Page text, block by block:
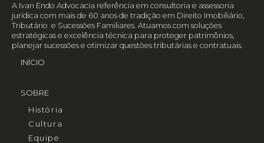
A Ivan Endo Advocacia referência em consultoria e assessoria
jurídica com mais de 60 anos de tradição em Direito Imobiliário,
Tributário e Sucessões Familiares. Atuamos com soluções
estratégicas e excelência técnica para proteger patrimônios,
planejar sucessões e otimizar questões tributárias e contratuais.
INÍCIO
SOBRE
História
Cultura
Equipe